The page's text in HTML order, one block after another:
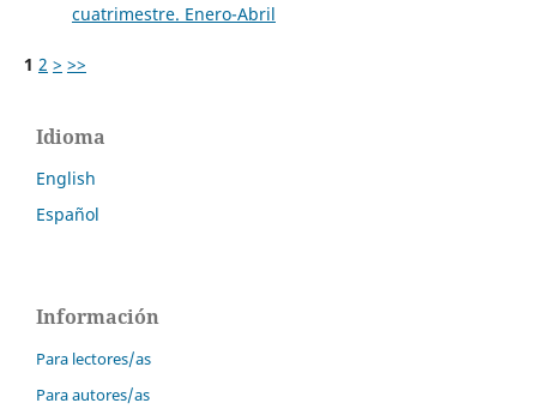
cuatrimestre. Enero-Abril
1 2 > >>
Idioma
English
Español
Información
Para lectores/as
Para autores/as